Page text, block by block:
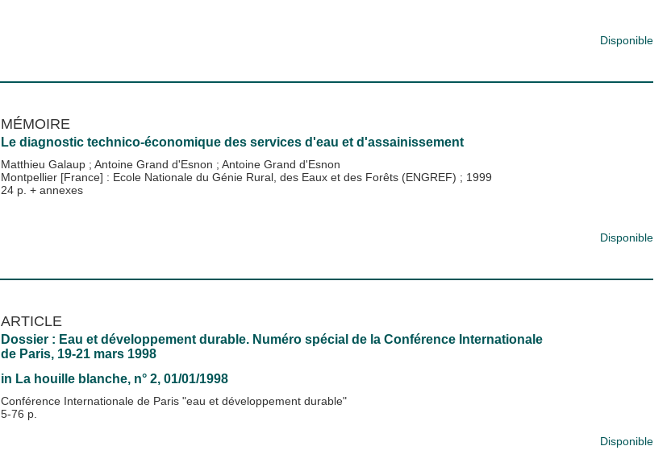
Disponible
MÉMOIRE
Le diagnostic technico-économique des services d'eau et d'assainissement
Matthieu Galaup ; Antoine Grand d'Esnon ; Antoine Grand d'Esnon
Montpellier [France] : Ecole Nationale du Génie Rural, des Eaux et des Forêts (ENGREF) ; 1999
24 p. + annexes
Disponible
ARTICLE
Dossier : Eau et développement durable. Numéro spécial de la Conférence Internationale
de Paris, 19-21 mars 1998
in La houille blanche, n° 2, 01/01/1998
Conférence Internationale de Paris "eau et développement durable"
5-76 p.
Disponible